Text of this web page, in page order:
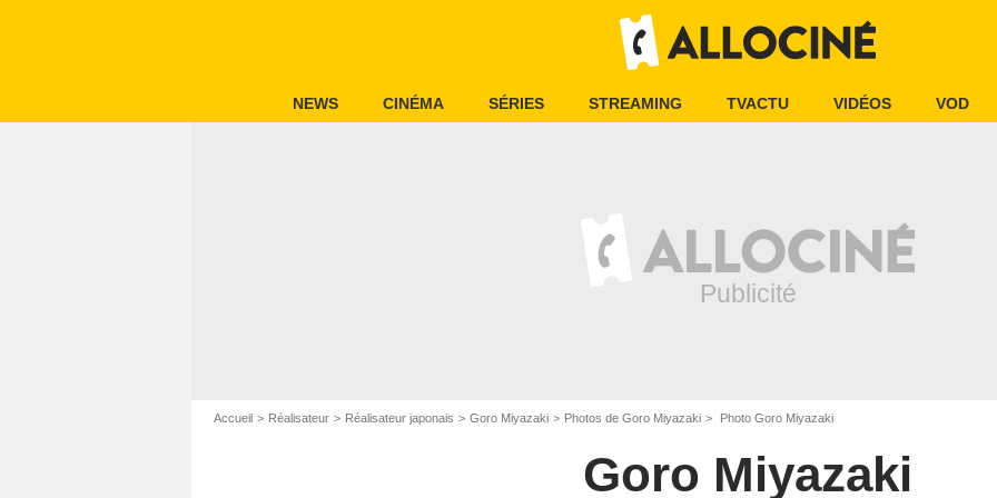
NEWS CINÉMA SÉRIES STREAMING TVACTU VIDÉOS VOD
Accueil Réalisateur Réalisateur japonais Goro Miyazaki Photos de Goro Miyazaki Photo Goro Miyazaki
Goro Miyazaki